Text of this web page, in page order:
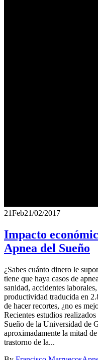
21Feb21/02/2017
Impacto
Apnea del Sueño
¿Sabes cuánto dinero le
tiene que haya casos de
sanidad, accidentes
productividad traducida en
de hacer recortes, ¿no es
Recientes estudios
Sueño de la Universidad de
aproximadamente la mitad
trastorno de la...